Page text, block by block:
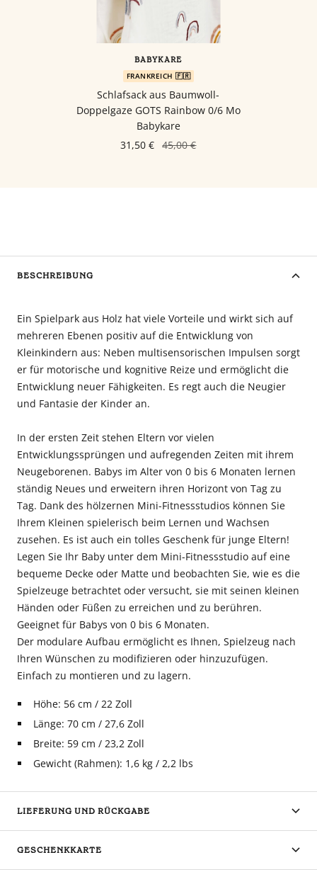
BABYKARE
FRANKREICH 🇫🇷
Schlafsack aus Baumwoll-
Doppelgaze GOTS Rainbow 0/6 Mo
Babykare
31,50 €
45,00 €
BESCHREIBUNG
Ein Spielpark aus Holz hat viele Vorteile und wirkt sich auf
mehreren Ebenen positiv auf die Entwicklung von
Kleinkindern aus: Neben multisensorischen Impulsen sorgt
er für motorische und kognitive Reize und ermöglicht die
Entwicklung neuer Fähigkeiten. Es regt auch die Neugier
und Fantasie der Kinder an.
In der ersten Zeit stehen Eltern vor vielen
Entwicklungssprüngen und aufregenden Zeiten mit ihrem
Neugeborenen. Babys im Alter von 0 bis 6 Monaten lernen
ständig Neues und erweitern ihren Horizont von Tag zu
Tag. Dank des hölzernen Mini-Fitnessstudios können Sie
Ihrem Kleinen spielerisch beim Lernen und Wachsen
zusehen. Es ist auch ein tolles Geschenk für junge Eltern!
Legen Sie Ihr Baby unter dem Mini-Fitnessstudio auf eine
bequeme Decke oder Matte und beobachten Sie, wie es die
Spielzeuge betrachtet oder versucht, sie mit seinen kleinen
Händen oder Füßen zu erreichen und zu berühren.
Geeignet für Babys von 0 bis 6 Monaten.
Der modulare Aufbau ermöglicht es Ihnen, Spielzeug nach
Ihren Wünschen zu modifizieren oder hinzuzufügen.
Einfach zu montieren und zu lagern.
Höhe: 56 cm / 22 Zoll
Länge: 70 cm / 27,6 Zoll
Breite: 59 cm / 23,2 Zoll
Gewicht (Rahmen): 1,6 kg / 2,2 lbs
LIEFERUNG UND RÜCKGABE
GESCHENKKARTE